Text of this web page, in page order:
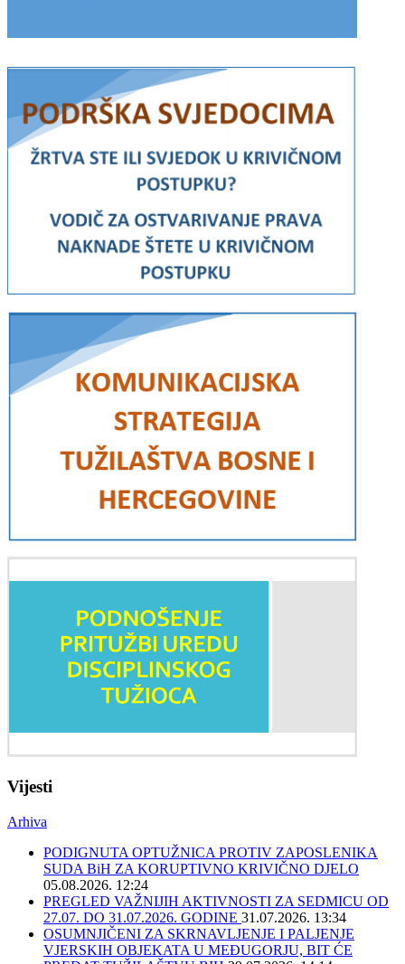
Vijesti
Arhiva
PODIGNUTA OPTUŽNICA PROTIV ZAPOSLENIKA
SUDA BiH ZA KORUPTIVNO KRIVIČNO DJELO
05.08.2026. 12:24
PREGLED VAŽNIJIH AKTIVNOSTI ZA SEDMICU OD
27.07. DO 31.07.2026. GODINE 31.07.2026. 13:34
OSUMNJIČENI ZA SKRNAVLJENJE I PALJENJE
VJERSKIH OBJEKATA U MEĐUGORJU, BIT ĆE